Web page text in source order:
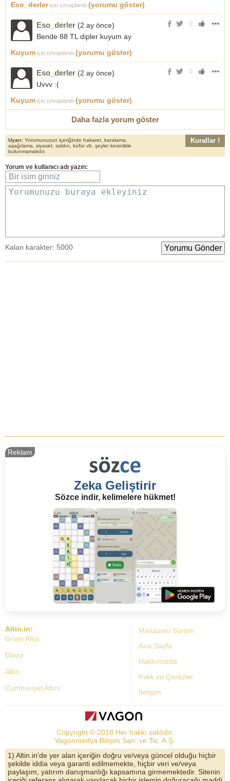
Eso_derleriçin cevaplandı (yorumu göster)
0
Eso_derler (2 ay önce)
Bende 88 TL dipler kuyum ay
Kuyum için cevaplandı (yorumu göster)
0
Eso_derler (2 ay önce)
Uvvv :(
Kuyum için cevaplandı (yorumu göster)
Daha fazla yorum göster
Uyarı: Yorumunuzun içeriğinde hakaret, karalama,
aşağılama, siyaset, saldırı, küfür vb. şeyler kesinlikle
bulunmamalıdır.
Kurallar !
Yorum ve kullanıcı adı yazın:
Bir isim giriniz
Yorumunuzu buraya ekleyiniz
Kalan karakter: 5000
Zeka Geliştirir
Sözce indir, kelimelere hükmet!
Reklam
Masaüstü Sürüm
Ana Sayfa
Hakkımızda
Kvkk ve Çerezler
İletişim
Altin.in:
Gram Altın
Döviz
Altın
Cumhuriyet Altını
Dolar Kuru
Altın Yorumları
Döviz Kurları
Copyright © 2018 Her hakkı saklıdır.
Vagonmedya Bilişim San. ve Tic. A.Ş.
1) Altin.in'de yer alan içeriğin doğru ve/veya güncel olduğu hiçbir
şekilde iddia veya garanti edilmemekte, hiçbir veri ve/veya
paylaşım, yatırım danışmanlığı kapsamına girmemektedir. Sitenin